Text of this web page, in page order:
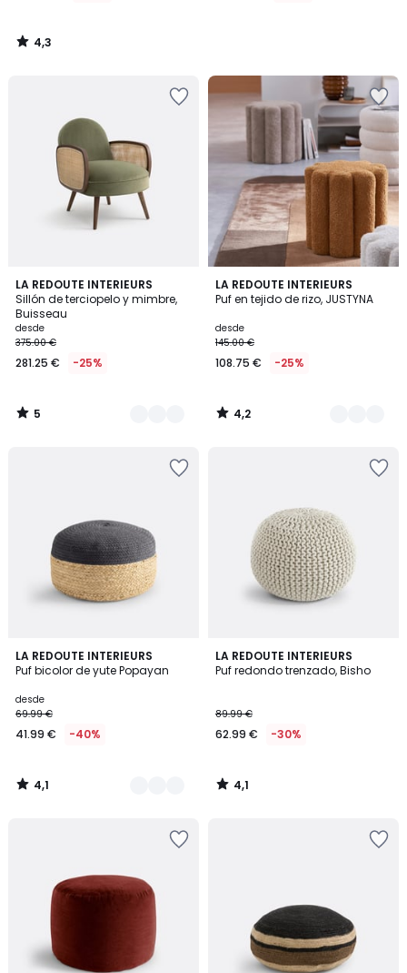
4,3
/
LA REDOUTE INTERIEURS
Sillón de terciopelo y mimbre,
Buisseau
desde
375.00 €
281.25 € -25%
5
/
5
2
Colores
5
/
LA REDOUTE INTERIEURS
Puf en tejido de rizo, JUSTYNA
desde
145.00 €
108.75 € -25%
4,2
/ 5
2
Colores
4,2
/
LA REDOUTE INTERIEURS
Puf bicolor de yute Popayan
desde
69.99 €
41.99 € -40%
4,1
/ 5
3
Colores
4,1
/
LA REDOUTE INTERIEURS
Puf redondo trenzado, Bisho
89.99 €
62.99 € -30%
4,1
/ 5
4,1
/